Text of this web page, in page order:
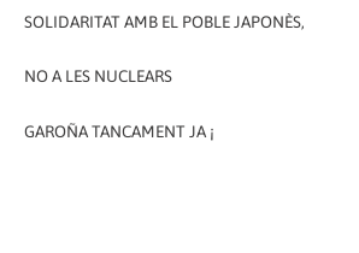
SOLIDARITAT AMB EL POBLE JAPONÈS,
NO A LES NUCLEARS
GAROÑA TANCAMENT JA ¡